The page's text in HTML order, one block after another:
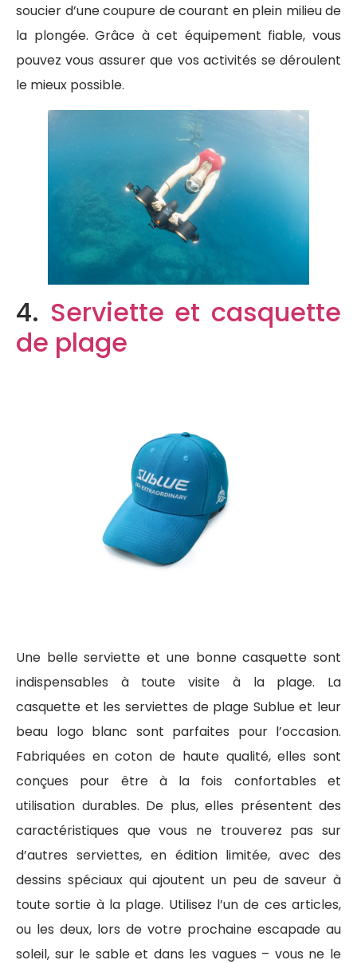
soucier d’une coupure de courant en plein milieu de
la plongée. Grâce à cet équipement fiable, vous
pouvez vous assurer que vos activités se déroulent
le mieux possible.
4. Serviette et casquette
de plage
Une belle serviette et une bonne casquette sont
indispensables à toute visite à la plage. La
casquette et les serviettes de plage Sublue et leur
beau logo blanc sont parfaites pour l’occasion.
Fabriquées en coton de haute qualité, elles sont
conçues pour être à la fois confortables et
utilisation durables. De plus, elles présentent des
caractéristiques que vous ne trouverez pas sur
d’autres serviettes, en édition limitée, avec des
dessins spéciaux qui ajoutent un peu de saveur à
toute sortie à la plage. Utilisez l’un de ces articles,
ou les deux, lors de votre prochaine escapade au
soleil, sur le sable et dans les vagues – vous ne le